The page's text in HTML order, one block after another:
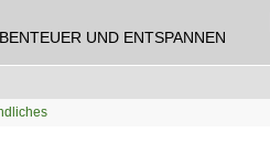
UND ENTSPANNEN